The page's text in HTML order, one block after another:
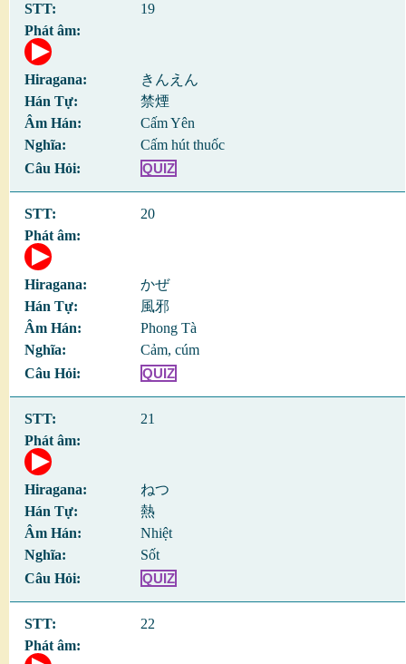
19
きんえん
禁煙
Cấm Yên
Cấm hút thuốc
QUIZ
20
かぜ
風邪
Phong Tà
Cảm, cúm
QUIZ
21
ねつ
熱
Nhiệt
Sốt
QUIZ
22